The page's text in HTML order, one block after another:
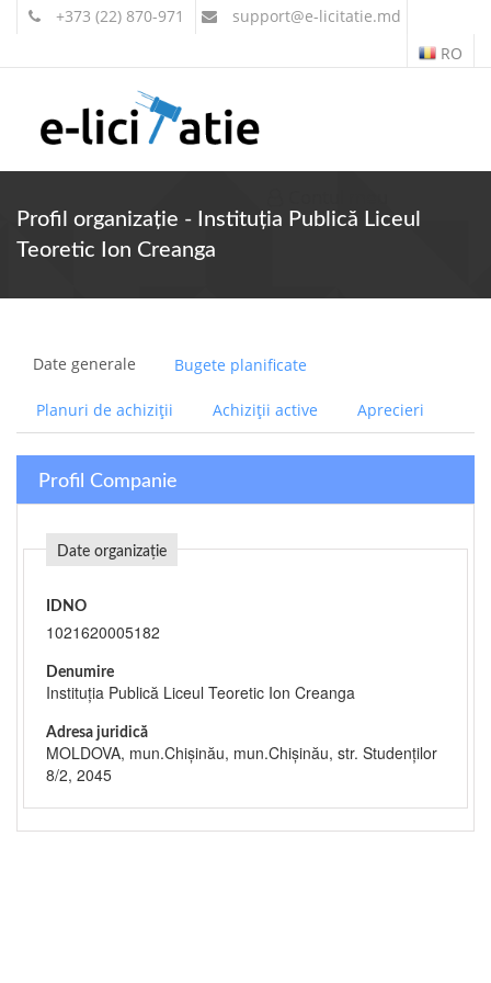
+373 (22) 870-971 support@e-licitatie.md
RO
Profil organizație - Instituția Publică Liceul
Teoretic Ion Creanga
Date generale Bugete planificate
Planuri de achiziții Achiziții active Aprecieri
Profil Companie
Date organizație
IDNO
1021620005182
Denumire
Instituția Publică Liceul Teoretic Ion Creanga
Adresa juridică
MOLDOVA, mun.Chişinău, mun.Chişinău, str. Studenților
8/2, 2045